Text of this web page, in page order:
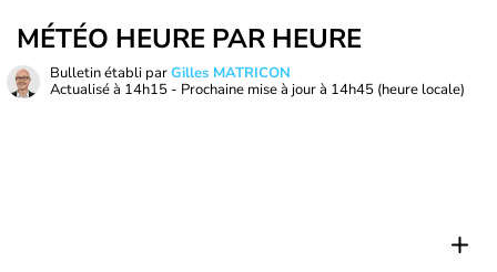
MÉTÉO HEURE PAR HEURE
Bulletin établi parGilles MATRICON
Actualisé à 14h15 - Prochaine mise à jour à 14h45 (heure locale)